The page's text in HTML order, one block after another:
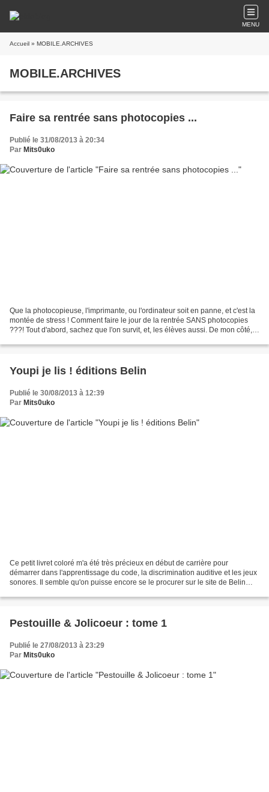
MENU
Accueil » MOBILE.ARCHIVES
MOBILE.ARCHIVES
Faire sa rentrée sans photocopies ...
Publié le 31/08/2013 à 20:34
Par Mits0uko
Que la photocopieuse, l'imprimante, ou l'ordinateur soit en panne, et c'est la
montée de stress ! Comment faire le jour de la rentrée SANS photocopies
???! Tout d'abord, sachez que l'on survit, et, les élèves aussi. De mon côté,
Youpi je lis ! éditions Belin
Publié le 30/08/2013 à 12:39
Par Mits0uko
Ce petit livret coloré m'a été très précieux en début de carrière pour
démarrer dans l'apprentissage du code, la discrimination auditive et les jeux
sonores. Il semble qu'on puisse encore se le procurer sur le site de Belin
Pestouille & Jolicoeur : tome 1
Publié le 27/08/2013 à 23:29
Par Mits0uko